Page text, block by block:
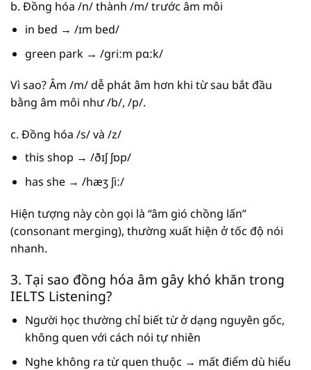
b. Đồng hóa /n/ thành /m/ trước âm môi
in bed → /ɪm bed/
green park → /griːm pɑːk/
Vì sao? Âm /m/ dễ phát âm hơn khi từ sau bắt đầu
bằng âm môi như /b/, /p/.
c. Đồng hóa /s/ và /z/
this shop → /ðɪʃ ʃɒp/
has she → /hæʒ ʃiː/
Hiện tượng này còn gọi là “âm gió chồng lấn”
(consonant merging), thường xuất hiện ở tốc độ nói
nhanh.
3. Tại sao đồng hóa âm gây khó khăn trong
IELTS Listening?
Người học thường chỉ biết từ ở dạng nguyên gốc,
không quen với cách nói tự nhiên
Nghe không ra từ quen thuộc → mất điểm dù hiểu